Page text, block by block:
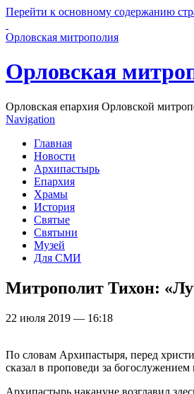
Перейти к основному содержанию
Орловская митрополия
Орловская
Орловская епархия Орловской
Navigation
Главная
Новости
Архипастырь
Епархия
Храмы
История
Святые
Святыни
Музей
Для СМИ
Митрополит Тихон:
22 июля 2019 — 16:18
По словам Архипастыря, перед
сказал в проповеди за
Архипастырь накануне возглавил